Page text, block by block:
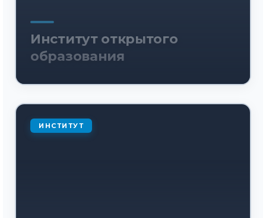
Институт открытого
образования
ИНСТИТУТ